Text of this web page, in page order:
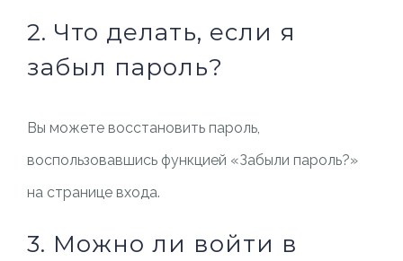
2. Что делать, если я
забыл пароль?
Вы можете восстановить пароль,
воспользовавшись функцией «Забыли пароль?»
на странице входа.
3. Можно ли войти в